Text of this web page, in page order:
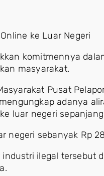
ke Luar Negeri
komitmennya
masyarakat.
Pusat
adanya
luar negeri
negeri sebanyak Rp
ilegal tersebut